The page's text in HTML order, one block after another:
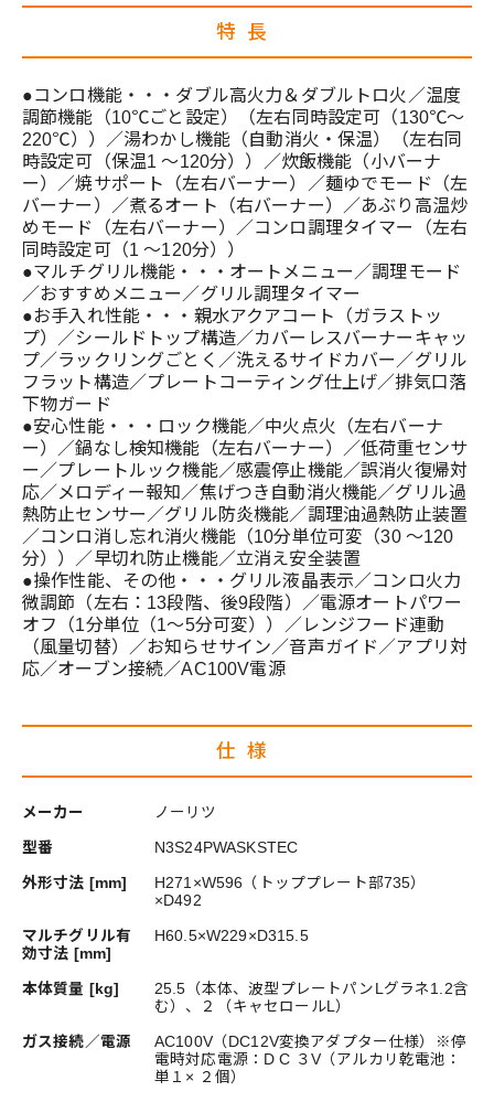
特長
●コンロ機能・・・ダブル高火力＆ダブルトロ火／温度
調節機能（10℃ごと設定）（左右同時設定可（130℃～
220℃））／湯わかし機能（自動消火・保温）（左右同
時設定可（保温1 ～120分））／炊飯機能（小バーナ
ー）／焼サポート（左右バーナー）／麺ゆでモード（左
バーナー）／煮るオート（右バーナー）／あぶり高温炒
めモード（左右バーナー）／コンロ調理タイマー（左右
同時設定可（1 ～120分））
●マルチグリル機能・・・オートメニュー／調理モード
／おすすめメニュー／グリル調理タイマー
●お手入れ性能・・・親水アクアコート（ガラストッ
プ）／シールドトップ構造／カバーレスバーナーキャッ
プ／ラックリングごとく／洗えるサイドカバー／グリル
フラット構造／プレートコーティング仕上げ／排気口落
下物ガード
●安心性能・・・ロック機能／中火点火（左右バーナ
ー）／鍋なし検知機能（左右バーナー）／低荷重センサ
ー／プレートルック機能／感震停止機能／誤消火復帰対
応／メロディー報知／焦げつき自動消火機能／グリル過
熱防止センサー／グリル防炎機能／調理油過熱防止装置
／コンロ消し忘れ消火機能（10分単位可変（30 ～120
分））／早切れ防止機能／立消え安全装置
●操作性能、その他・・・グリル液晶表示／コンロ火力
微調節（左右：13段階、後9段階）／電源オートパワー
オフ（1分単位（1～5分可変））／レンジフード連動
（風量切替）／お知らせサイン／音声ガイド／アプリ対
応／オーブン接続／AC100V電源
仕様
メーカー ノーリツ
型番 N3S24PWASKSTEC
外形寸法 [mm]
H271×W596（トッププレート部735）
×D492
マルチグリル有
効寸法 [mm]
H60.5×W229×D315.5
本体質量 [kg]
25.5（本体、波型プレートパンLグラネ1.2含
む）、２（キャセロールL）
ガス接続／電源
AC100V（DC12V変換アダプター仕様）※停
電時対応電源：D C ３V（アルカリ乾電池：
単１× ２個）